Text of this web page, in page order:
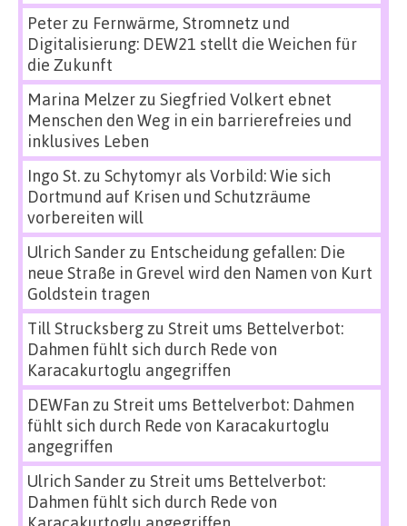
Peterzu Fernwärme, Stromnetz und
Digitalisierung: DEW21 stellt die Weichen für
die Zukunft
Marina Melzerzu Siegfried Volkert ebnet
Menschen den Weg in ein barrierefreies und
inklusives Leben
Ingo St.zu Schytomyr als Vorbild: Wie sich
Dortmund auf Krisen und Schutzräume
vorbereiten will
Ulrich Sanderzu Entscheidung gefallen: Die
neue Straße in Grevel wird den Namen von Kurt
Goldstein tragen
Till Strucksbergzu Streit ums Bettelverbot:
Dahmen fühlt sich durch Rede von
Karacakurtoglu angegriffen
DEWFan zu Streit ums Bettelverbot: Dahmen
fühlt sich durch Rede von Karacakurtoglu
angegriffen
Ulrich Sanderzu Streit ums Bettelverbot:
Dahmen fühlt sich durch Rede von